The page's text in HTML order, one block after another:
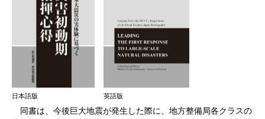
日本語版 英語版
同書は、今後巨大地震が発生した際に、地方整備局各クラスの